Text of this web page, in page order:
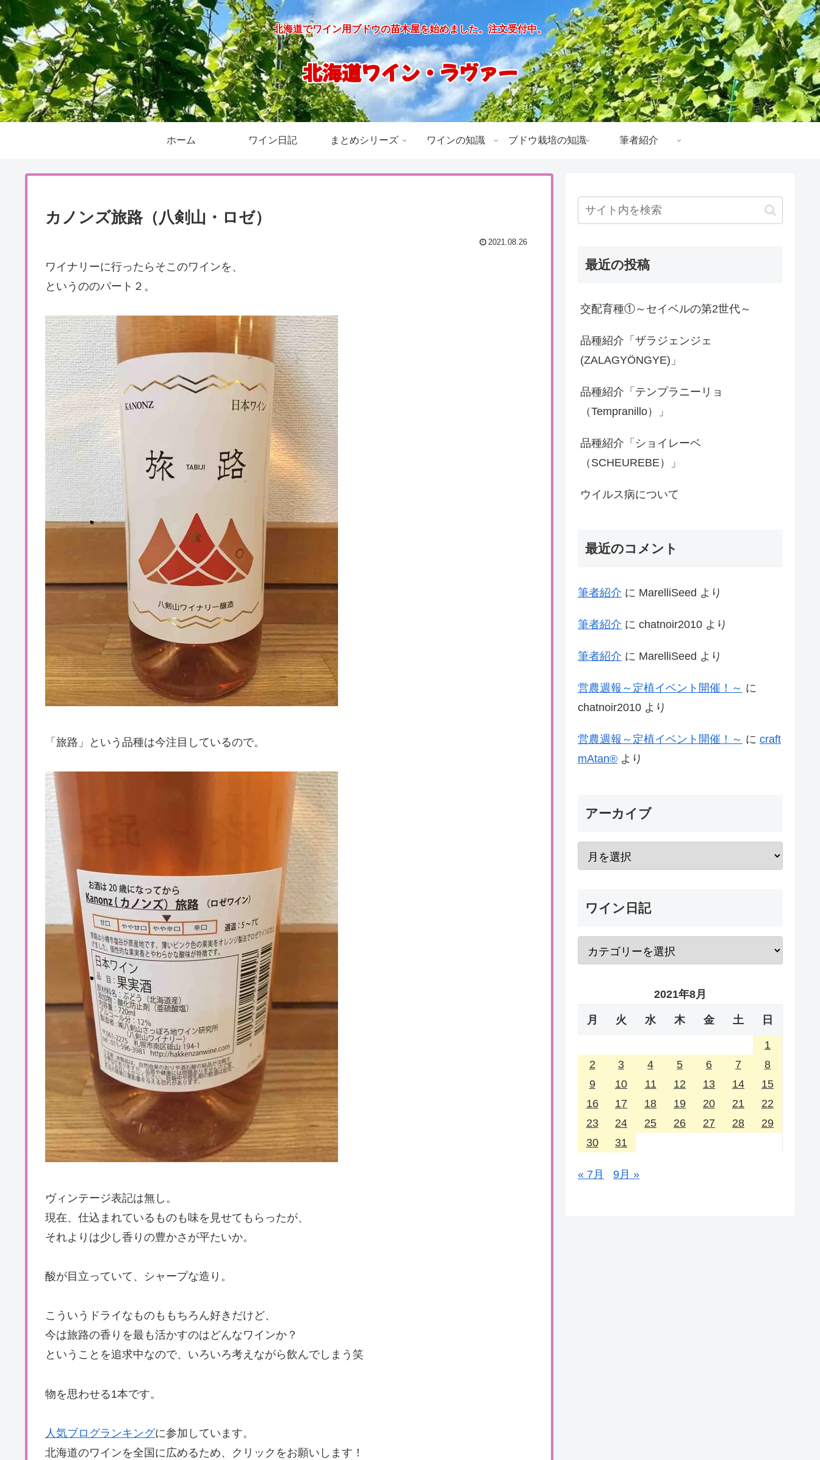
北海道でワイン用ブドウの苗木屋を始めました。注文受付中。
北海道ワイン・ラヴァー
ホーム ワイン日記 まとめシリーズ ワインの知識 ブドウ栽培の知識 筆者紹介
カノンズ旅路（八剣山・ロゼ）
2021.08.26
ワイナリーに行ったらそこのワインを、
というののパート２。
「旅路」という品種は今注目しているので。
ヴィンテージ表記は無し。
現在、仕込まれているものも味を見せてもらったが、
それよりは少し香りの豊かさが平たいか。
酸が目立っていて、シャープな造り。
こういうドライなものももちろん好きだけど、
今は旅路の香りを最も活かすのはどんなワインか？
ということを追求中なので、いろいろ考えながら飲んでしまう笑
物を思わせる1本です。
人気ブログランキングに参加しています。
北海道のワインを全国に広めるため、クリックをお願いします！
最近の投稿
交配育種①～セイベルの第2世代～
品種紹介「ザラジェンジェ
(ZALAGYÖNGYE)」
品種紹介「テンプラニーリョ
（Tempranillo）」
品種紹介「ショイレーベ
（SCHEUREBE）」
ウイルス病について
最近のコメント
筆者紹介 に MarelliSeed より
筆者紹介 に chatnoir2010 より
筆者紹介 に MarelliSeed より
営農週報～定植イベント開催！～ に
chatnoir2010 より
営農週報～定植イベント開催！～ に craft
mAtan® より
アーカイブ
ワイン日記
2021年8月
月 火 水 木 金 土 日
1
2
3 4 5 6 7
8
9
10 11 12 13 14
15
16
17 18 19 20 21
22
23
24 25 26 27 28
29
30
31
« 7月 9月 »